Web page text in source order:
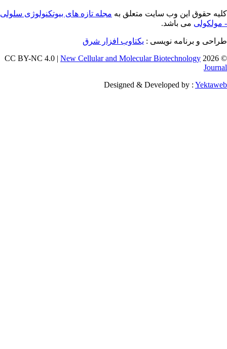
وب سایت متعلق بهمجله تازه های بیوتکنولوژی سلولی
نویسی :یکتاوب افزار شرق
New Cellular and Molecular
Designed &